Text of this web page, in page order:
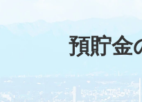
預貯金